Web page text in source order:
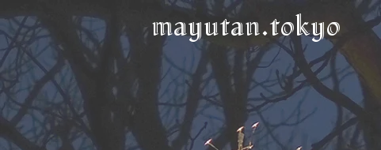
mayutan.tokyo